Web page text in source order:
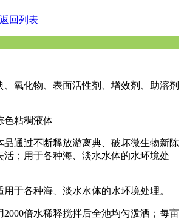
返回列表
、氧化物、表面活性剂、增效剂、助溶剂
粘稠液体
通过不断释放游离典、破坏微生物新陈
活；用于各种海、淡水水体的水环境处
各种海、淡水水体的水环境处理。
倍水稀释搅拌后全池均匀泼洒；每亩